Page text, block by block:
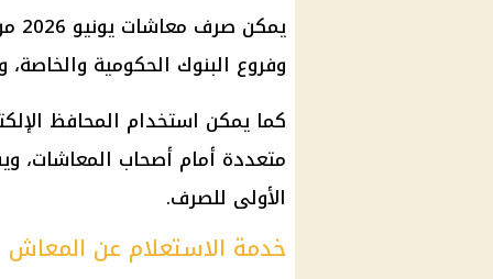
يمكن صرف معاشات يونيو 2026
وفروع البنوك الحكومية
كما يمكن استخدام المحافظ
متعددة أمام أصحاب المعاشات،
الأولى للصرف.
خدمة الاستعلام عن المعاش